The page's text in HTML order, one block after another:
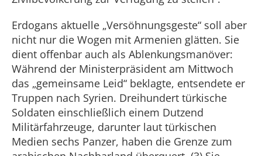
Erdogans aktuelle „Versöhnungsgeste“ soll aber
nicht nur die Wogen mit Armenien glätten. Sie
dient offenbar auch als Ablenkungsmanöver:
Während der Ministerpräsident am Mittwoch
das „gemeinsame Leid“ beklagte, entsendete er
Truppen nach Syrien. Dreihundert türkische
Soldaten einschließlich einem Dutzend
Militärfahrzeuge, darunter laut türkischen
Medien sechs Panzer, haben die Grenze zum